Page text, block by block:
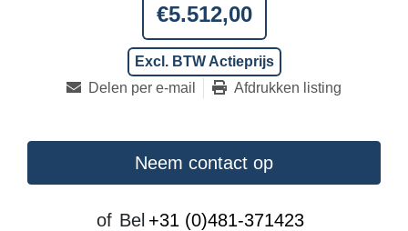
€5.512,00
Excl. BTW Actieprijs
Delen per e-mail Afdrukken listing
Neem contact op
of Bel +31 (0)481-371423